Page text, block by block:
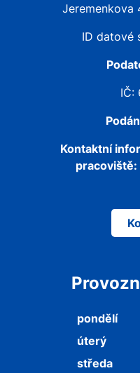
Jeremenkova
ID datové
IČ:
Kontaktní
pracoviště:
pondělí
úterý
středa